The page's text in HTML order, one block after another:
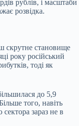
рублів, і масштаби
розвідка.
скрутне становище
року російський
тоді як
до 5,9
того, навіть
зараз не в